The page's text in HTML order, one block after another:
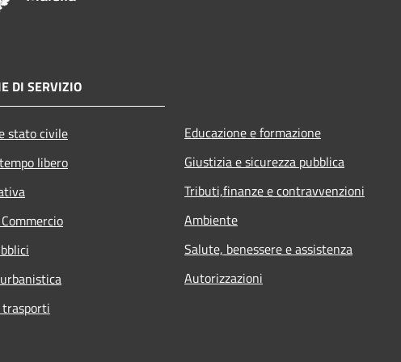
DI SERVIZIO
stato civile
libero
Educazione e formazione
Giustizia e sicurezza pubblica
Tributi,finanze e contravvenzioni
Ambiente
Salute, benessere e assistenza
Autorizzazioni